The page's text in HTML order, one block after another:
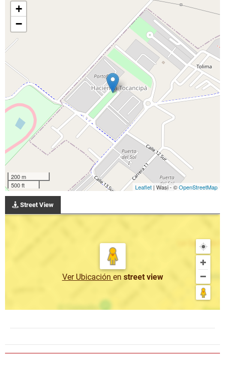
+
−
200 m
500 ft
Leaflet | Wasi - ©OpenStreetMap
Street View
Ver Ubicación en street view